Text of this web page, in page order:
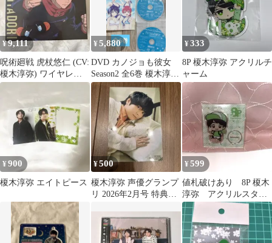
¥9,111
呪術廻戦 虎杖悠仁 (CV:
榎木淳弥) ワイヤレス
イヤホン
¥5,880
DVD カノジョも彼女
Season2 全6巻 榎木淳弥
佐倉綾音 竹達彩奈
¥333
8P 榎木淳弥 アクリルチ
ャーム
¥900
榎木淳弥 エイトピース
¥500
榎木淳弥 声優グランプ
リ 2026年2月号 特典ブ
¥599
値札破けあり 8P 榎木
淳弥 アクリルスタン
ド 声優 エイトピー
ス 札幌ver.